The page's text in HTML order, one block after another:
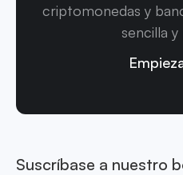
criptomonedas y
sencilla
Suscríbase a nuestro